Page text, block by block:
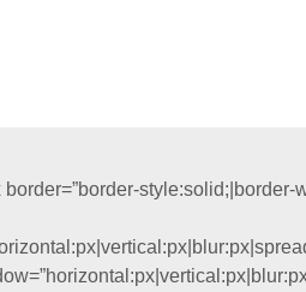
border=”border-